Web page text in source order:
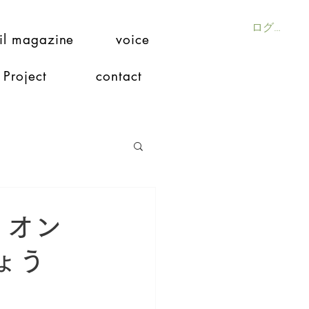
ログイン
magazine voice
Project contact
ン
う